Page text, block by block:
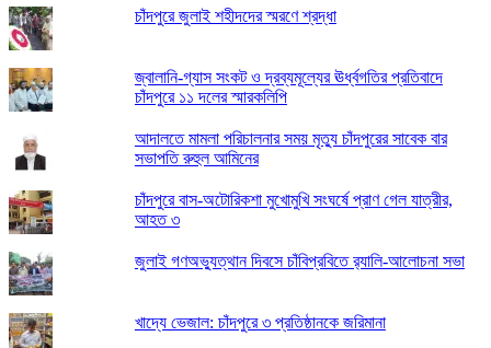
চাঁদপুরে জুলাই শহীদদের স্মরণে শ্রদ্ধা
জ্বালানি-গ্যাস সংকট ও দ্রব্যমূল্যের ঊর্ধ্বগতির প্রতিবাদে
চাঁদপুরে ১১ দলের স্মারকলিপি
আদালতে মামলা পরিচালনার সময় মৃত্যু চাঁদপুরের সাবেক বার
সভাপতি রুহুল আমিনের
চাঁদপুরে বাস-অটোরিকশা মুখোমুখি সংঘর্ষে প্রাণ গেল যাত্রীর,
আহত ৩
জুলাই গণঅভ্যুত্থান দিবসে চাঁবিপ্রবিতে র‍্যালি-আলোচনা সভা
খাদ্যে ভেজাল: চাঁদপুরে ৩ প্রতিষ্ঠানকে জরিমানা